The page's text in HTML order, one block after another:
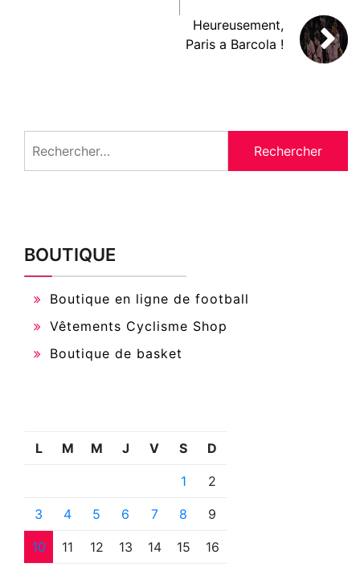
Heureusement,
Paris a Barcola !
BOUTIQUE
Boutique en ligne de football
Vêtements Cyclisme Shop
Boutique de basket
L M M J V S D
1 2
3 4 5 6 7 8 9
10 11 12 13 14 15 16